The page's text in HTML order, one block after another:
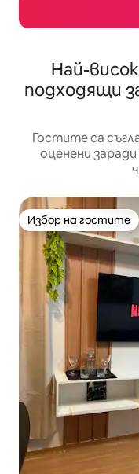
Най-
подходящи
Гостите са
оценени
Избор на гостите
Избор на гостите